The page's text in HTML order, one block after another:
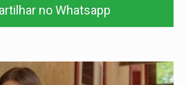
no Whatsapp